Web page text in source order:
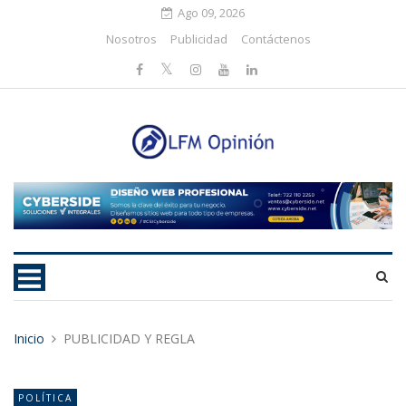
Ago 09, 2026
Nosotros
Publicidad Contáctenos
Inicio PUBLICIDAD Y REGLA
POLÍTICA